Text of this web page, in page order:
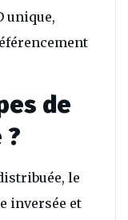
unique,
de
?
le
inversée et